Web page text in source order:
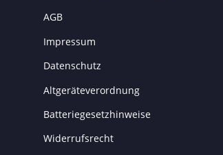
AGB
Impressum
Datenschutz
Altgeräteverordnung
Batteriegesetzhinweise
Widerrufsrecht